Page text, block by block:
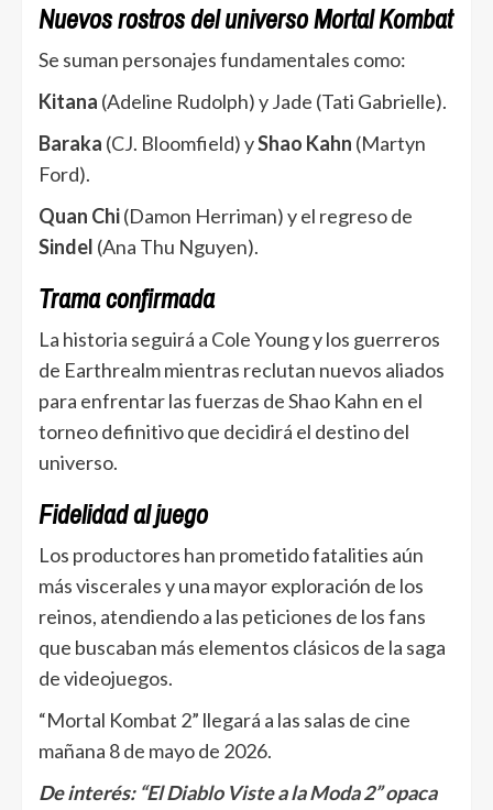
Nuevos rostros del universo Mortal Kombat
Se suman personajes fundamentales como:
Kitana (Adeline Rudolph) y Jade (Tati Gabrielle).
Baraka (CJ. Bloomfield) yShao Kahn (Martyn
Ford).
Quan Chi(Damon Herriman) y el regreso de
Sindel (Ana Thu Nguyen).
Trama confirmada
La historia seguirá a Cole Young y los guerreros
de Earthrealm mientras reclutan nuevos aliados
para enfrentar las fuerzas de Shao Kahn en el
torneo definitivo que decidirá el destino del
universo.
Fidelidad al juego
Los productores han prometido fatalities aún
más viscerales y una mayor exploración de los
reinos, atendiendo a las peticiones de los fans
que buscaban más elementos clásicos de la saga
de videojuegos.
“Mortal Kombat 2” llegará a las salas de cine
mañana 8 de mayo de 2026.
De interés: “El Diablo Viste a la Moda 2” opaca